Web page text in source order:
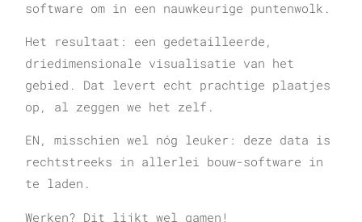
software om in een nauwkeurige puntenwolk.
Het resultaat: een gedetailleerde,
driedimensionale visualisatie van het
gebied. Dat levert echt prachtige plaatjes
op, al zeggen we het zelf.
EN, misschien wel nóg leuker: deze data is
rechtstreeks in allerlei bouw-software in
te laden.
Werken? Dit lijkt wel gamen!